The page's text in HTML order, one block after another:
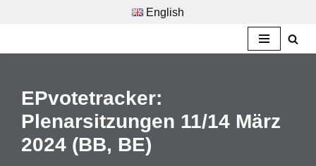
English
EPvotetracker:
Plenarsitzungen 11/14 März
2024 (BB, BE)